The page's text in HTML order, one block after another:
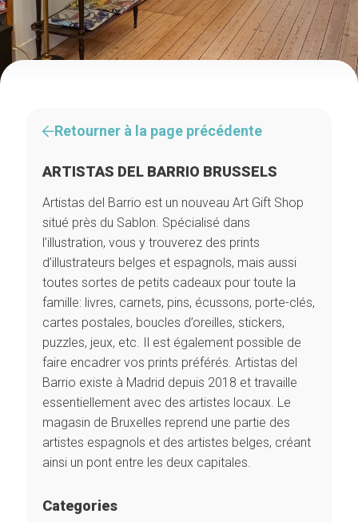
Retourner à la page précédente
ARTISTAS DEL BARRIO BRUSSELS
Artistas del Barrio est un nouveau Art Gift Shop
situé près du Sablon. Spécialisé dans
l’illustration, vous y trouverez des prints
d’illustrateurs belges et espagnols, mais aussi
toutes sortes de petits cadeaux pour toute la
famille: livres, carnets, pins, écussons, porte-clés,
cartes postales, boucles d’oreilles, stickers,
puzzles, jeux, etc. Il est également possible de
faire encadrer vos prints préférés. Artistas del
Barrio existe à Madrid depuis 2018 et travaille
essentiellement avec des artistes locaux. Le
magasin de Bruxelles reprend une partie des
artistes espagnols et des artistes belges, créant
ainsi un pont entre les deux capitales.
Categories